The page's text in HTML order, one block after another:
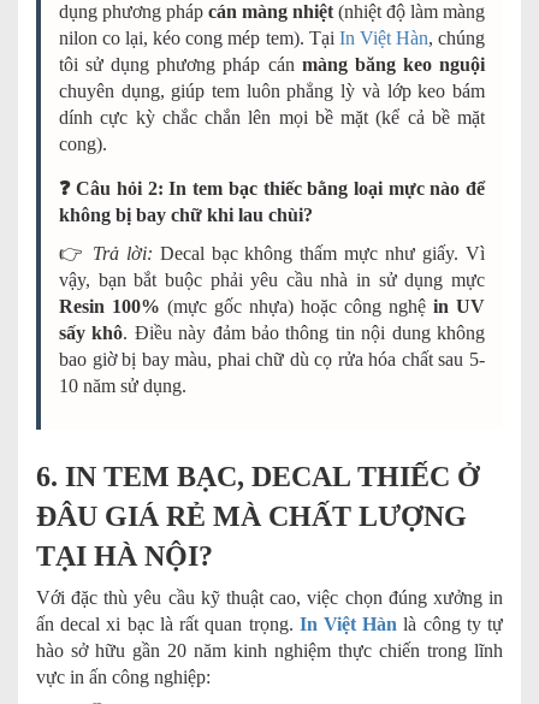
dụng phương pháp cán màng nhiệt (nhiệt độ làm màng
nilon co lại, kéo cong mép tem). Tại In Việt Hàn, chúng
tôi sử dụng phương pháp cán màng băng keo nguội
chuyên dụng, giúp tem luôn phẳng lỳ và lớp keo bám
dính cực kỳ chắc chắn lên mọi bề mặt (kể cả bề mặt
cong).
❓ Câu hỏi 2: In tem bạc thiếc bằng loại mực nào để
không bị bay chữ khi lau chùi?
👉 Trả lời: Decal bạc không thấm mực như giấy. Vì
vậy, bạn bắt buộc phải yêu cầu nhà in sử dụng mực
Resin 100% (mực gốc nhựa) hoặc công nghệ in UV
sấy khô. Điều này đảm bảo thông tin nội dung không
bao giờ bị bay màu, phai chữ dù cọ rửa hóa chất sau 5-
10 năm sử dụng.
6. IN TEM BẠC, DECAL THIẾC Ở
ĐÂU GIÁ RẺ MÀ CHẤT LƯỢNG
TẠI HÀ NỘI?
Với đặc thù yêu cầu kỹ thuật cao, việc chọn đúng xưởng in
ấn decal xi bạc là rất quan trọng. In Việt Hàn là công ty tự
hào sở hữu gần 20 năm kinh nghiệm thực chiến trong lĩnh
vực in ấn công nghiệp: